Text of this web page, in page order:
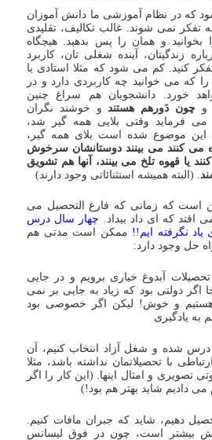
که در نظام آموزشی ما دانش آموزان
تفکر نمی شوند. غالب تکالیف، تقلیدی
بخوانید و همان را پس بدهید. هیچگاه
زندگیتان، آینده شغلی تان، کاربرد
کنید. کم می شود که مثلا استادی یا
که می خوانید چه کاربردی دارد و در
خورد. دانشجویان هم سراغ چنین
و چون دَورهم هستندو خوشند نگران
فرماید وقتی بلایی همه گیر شد،
موضوع شده است بلای همه گیر،
می کنند می بینند دوستانشان سرخوش
یا قهوه تلخ می بینند، آنها هم تشویق
. (البته همیشه استثنائاتی وجود دارند)
است که زمانی که فارغ التحصیل می
افتد که ای داد بیداد. چهار سال درس
نگرفته ایم!! ممکن است مدتی هم
حل وجود دارد:
آبدوغ خیاری برویم و در جایی
اگر دولتی بود که زیاد به جایی بر نمی
هستیم و خوش! لیکن اگر خصوصی بود
به یادگیری
درس شده و شغل آزاد انتخاب کنیم، آن
با تحصیلاتمان نداشته باشد، مثلا
تصویری و امثال اینها. (این کار را اگر
می دادیم شاید بهتر هم بود!)
دهیم، شاید که جبران مافات کنیم.
بیشتر است، چون در فوق لیسانس